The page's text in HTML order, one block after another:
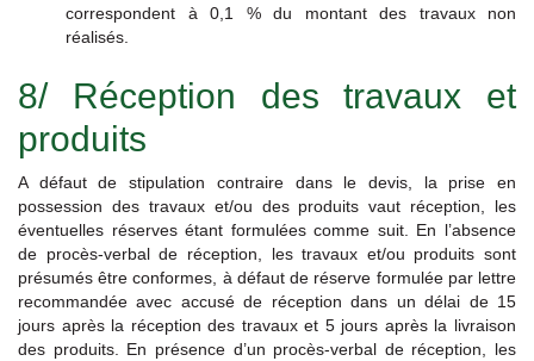
correspondent à 0,1 % du montant des travaux non
réalisés.
8/ Réception des travaux et
produits
A défaut de stipulation contraire dans le devis, la prise en
possession des travaux et/ou des produits vaut réception, les
éventuelles réserves étant formulées comme suit. En l’absence
de procès-verbal de réception, les travaux et/ou produits sont
présumés être conformes, à défaut de réserve formulée par lettre
recommandée avec accusé de réception dans un délai de 15
jours après la réception des travaux et 5 jours après la livraison
des produits. En présence d’un procès-verbal de réception, les